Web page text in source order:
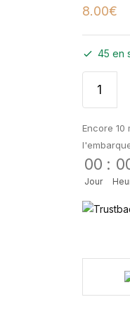
8.00€
45 en
Encore 10
00
Jour
: